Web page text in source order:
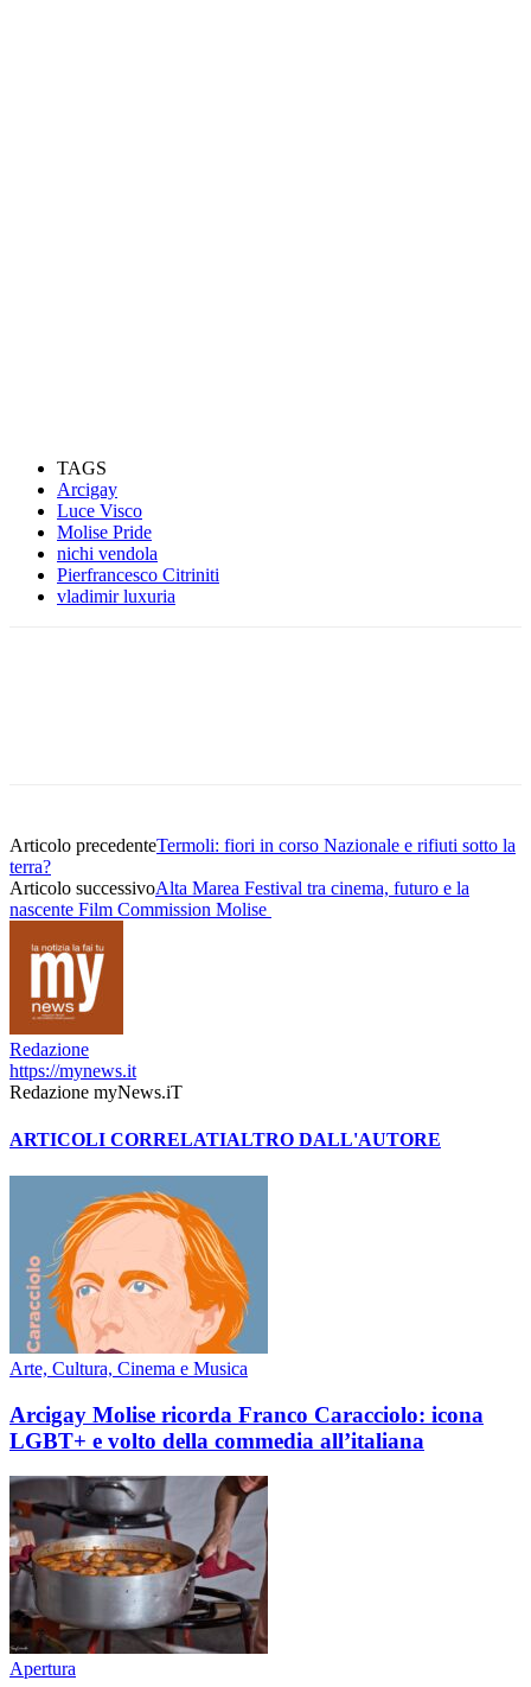
TAGS
Arcigay
Luce Visco
Molise Pride
nichi vendola
Pierfrancesco Citriniti
vladimir luxuria
Articolo precedenteTermoli: fiori in corso Nazionale e rifiuti sotto la
terra?
Articolo successivoAlta Marea Festival tra cinema, futuro e la
nascente Film Commission Molise
Redazione
https://mynews.it
Redazione myNews.iT
ARTICOLI CORRELATIALTRO DALL'AUTORE
Arte, Cultura, Cinema e Musica
Arcigay Molise ricorda Franco Caracciolo: icona
LGBT+ e volto della commedia all’italiana
Apertura